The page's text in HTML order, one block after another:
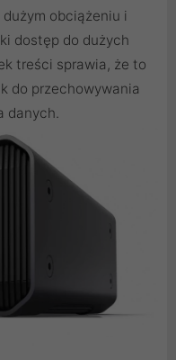
obciążeniu i
dostęp do dużych
treści sprawia, że to
do przechowywania
danych.